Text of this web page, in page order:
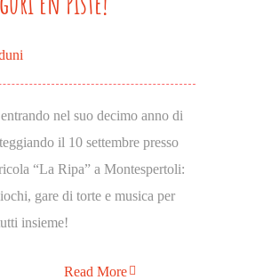
nel suo decimo anno di
il 10 settembre presso
“La Ripa” a Montespertoli:
gare di torte e musica per
insieme!
Read More